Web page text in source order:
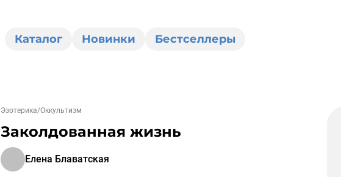
Каталог Новинки Бестселлеры
Эзотерика/Оккультизм
Заколдованная жизнь
Елена Блаватская